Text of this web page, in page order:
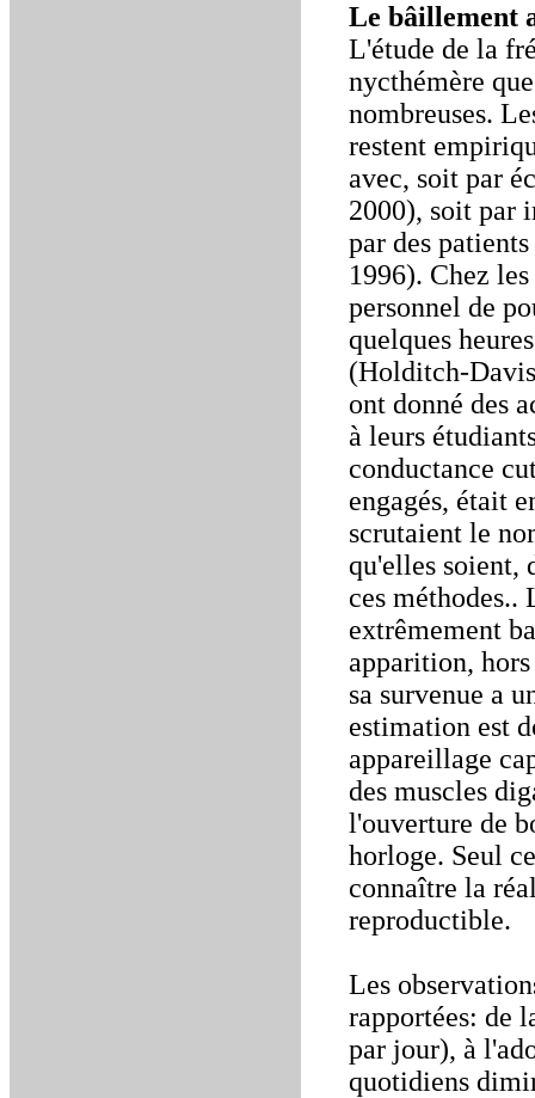
Le bâillement
L'étude de la
nycthémère
nombreuses.
restent
avec, soit par
2000), soit par
par des
1996). Chez
personnel de
quelques
(Holditch-
ont donné des
à leurs
conductance
engagés, était
scrutaient le
qu'elles soient,
ces méthodes..
extrêmement
apparition,
sa survenue a
estimation est
appareillage
des muscles
l'ouverture de
horloge. Seul
connaître la
reproductible.
Les
rapportées: de
par jour), à
quotidiens